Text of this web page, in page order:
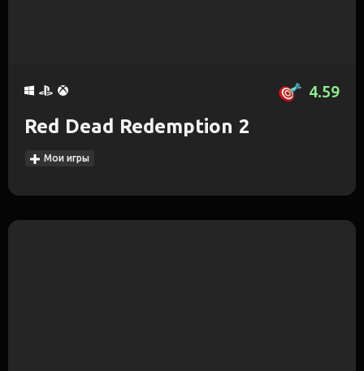
4.59
Red Dead Redemption 2
Мои игры